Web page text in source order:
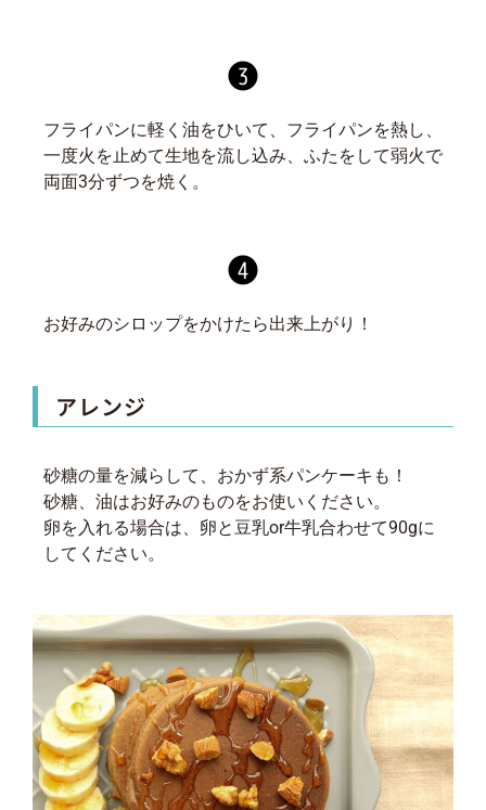
フライパンに軽く油をひいて、フライパンを熱し、
一度火を止めて生地を流し込み、ふたをして弱火で
両面3分ずつを焼く。
お好みのシロップをかけたら出来上がり！
アレンジ
砂糖の量を減らして、おかず系パンケーキも！
砂糖、油はお好みのものをお使いください。
卵を入れる場合は、卵と豆乳or牛乳合わせて90gに
してください。